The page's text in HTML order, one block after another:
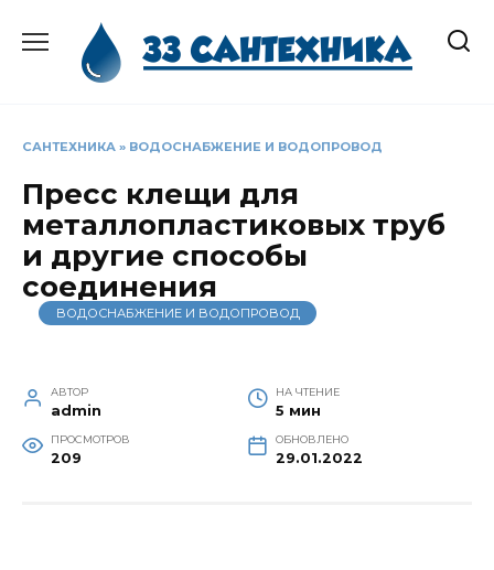
содержанию
САНТЕХНИКА » ВОДОСНАБЖЕНИЕ И ВОДОПРОВОД
Пресс клещи для
металлопластиковых труб
и другие способы
соединения
ВОДОСНАБЖЕНИЕ И ВОДОПРОВОД
АВТОР
admin
НА ЧТЕНИЕ
5 мин
ПРОСМОТРОВ
209
ОБНОВЛЕНО
29.01.2022